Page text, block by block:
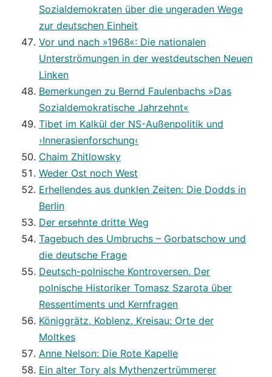
Sozialdemokraten über die ungeraden Wege
zur deutschen Einheit
Vor und nach »1968«: Die nationalen
Unterströmungen in der westdeutschen Neuen
Linken
Bemerkungen zu Bernd Faulenbachs »Das
Sozialdemokratische Jahrzehnt«
Tibet im Kalkül der NS-Außenpolitik und
›Innerasienforschung‹
Chaim Zhitlowsky
Weder Ost noch West
Erhellendes aus dunklen Zeiten: Die Dodds in
Berlin
Der ersehnte dritte Weg
Tagebuch des Umbruchs – Gorbatschow und
die deutsche Frage
Deutsch-polnische Kontroversen. Der
polnische Historiker Tomasz Szarota über
Ressentiments und Kernfragen
Königgrätz, Koblenz, Kreisau: Orte der
Moltkes
Anne Nelson: Die Rote Kapelle
Ein alter Tory als Mythenzertrümmerer